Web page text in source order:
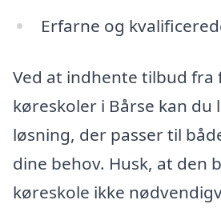
Erfarne og
Ved at indhente tilbud fra
køreskoler i Bårse kan du
løsning, der passer til
dine behov. Husk, at den
køreskole ikke